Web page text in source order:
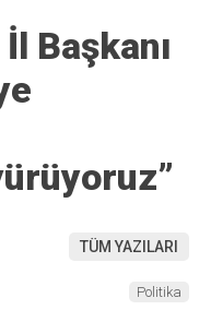
Başkanı
TÜM YAZILARI
Politika